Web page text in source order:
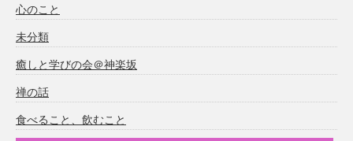
心のこと
未分類
癒しと学びの会＠神楽坂
禅の話
食べること、飲むこと